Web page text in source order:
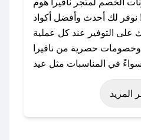
لك أحدث وأفضل أكواد
على التوفير عند كل عملية
حصرية من نافيرا
في المناسبات مثل عيد
البيضاء (شهر نوفمبر)،
التأسيس، أو حتى عروضالمزيد